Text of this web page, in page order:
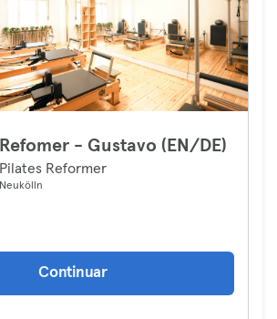
Refomer - Gustavo (EN/DE)
Pilates Reformer
Neukölln
Continuar